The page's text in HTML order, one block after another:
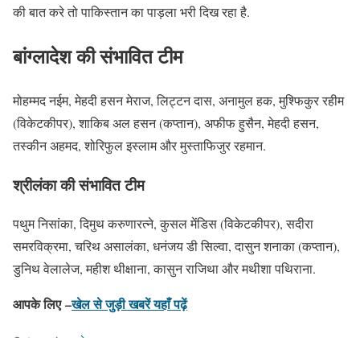
की बात करे तो पाकिस्तान का पाड़ला भरी दिख रहा है.
बांग्लादेश की संभावित टीम
मोहम्मद नईम, मेहदी हसन मेराज, लिट्टन दास, अनामुल हक, मुश्फिकुर रहीम
(विकेटकीपर), शाकिब अल हसन (कप्तान), अफीफ हुसैन, मेहदी हसन,
तस्कीन अहमद, शोरिफुल इस्लाम और मुस्ताफिजुर रहमान.
श्रीलंका की संभावित टीम
पथुम निसांका, दिमुथ करुणारत्ने, कुसल मेंडिस (विकेटकीपर), सदीरा
समरविक्रमा, चरिथ असालंका, धनंजय डी सिल्वा, दासुन शनाका (कप्तान),
डुनिथ वेलालेज, महीश थीक्षाना, कासुन राजिथा और मथीशा पथिराना.
आपके लिए –खेल से जुड़ी खबरें यहाँ पढ़ें